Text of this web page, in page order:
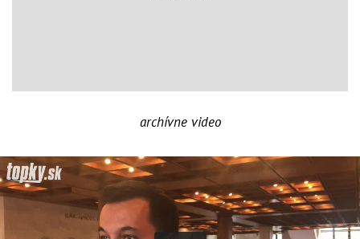
archívne video